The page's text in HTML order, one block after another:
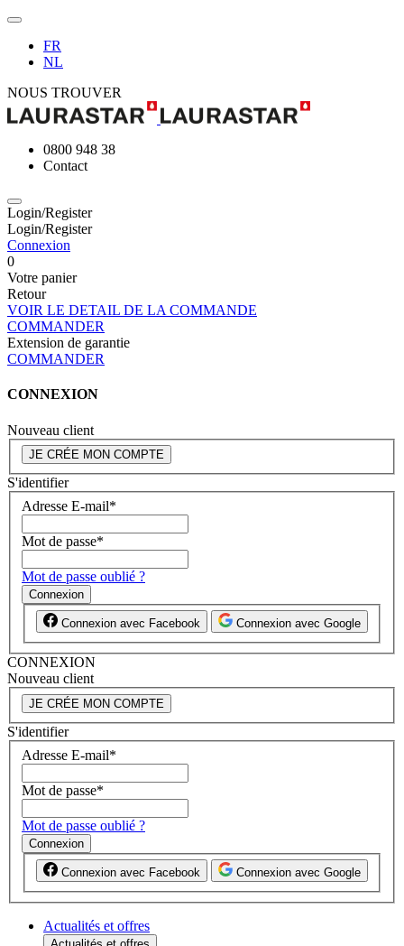
FR
NL
NOUS TROUVER
0800 948 38
Contact
Login/Register
Login/Register
Connexion
0
Votre panier
Retour
VOIR LE DETAIL DE LA COMMANDE
COMMANDER
Extension de garantie
COMMANDER
CONNEXION
Nouveau client
JE CRÉE MON COMPTE
S'identifier
Adresse E-mail*
Mot de passe*
Mot de passe oublié ?
Connexion
Connexion avec Facebook Connexion avec Google
CONNEXION
Nouveau client
JE CRÉE MON COMPTE
S'identifier
Adresse E-mail*
Mot de passe*
Mot de passe oublié ?
Connexion
Connexion avec Facebook Connexion avec Google
Actualités et offres